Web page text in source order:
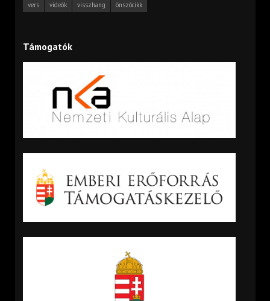
vers
videók visszhang önszócikk
Támogatók